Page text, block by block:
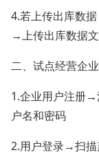
4.若上传出库数
→上传出库数据
二、试点经营企
1.企业用户注册→
户名和密码
2.用户登录→扫